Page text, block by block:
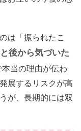
は「振られたこ
後から気づいた
当の理由が伝わ
展するリスクが高
が、長期的には双